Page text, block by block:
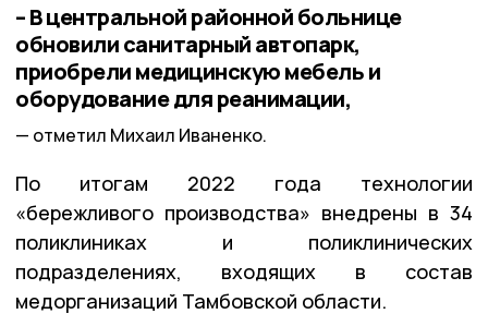
– В центральной районной больнице
обновили санитарный автопарк,
приобрели медицинскую мебель и
оборудование для реанимации,
отметил Михаил Иваненко.
По итогам 2022 года технологии
«бережливого производства» внедрены в 34
поликлиниках и поликлинических
подразделениях, входящих в состав
медорганизаций Тамбовской области.